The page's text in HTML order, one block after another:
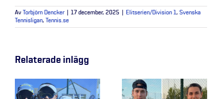
Av Torbjörn Dencker 17 december, 2025 Elitserien/Division 1, Svenska
Tennisligan, Tennis.se
Relaterade inlägg